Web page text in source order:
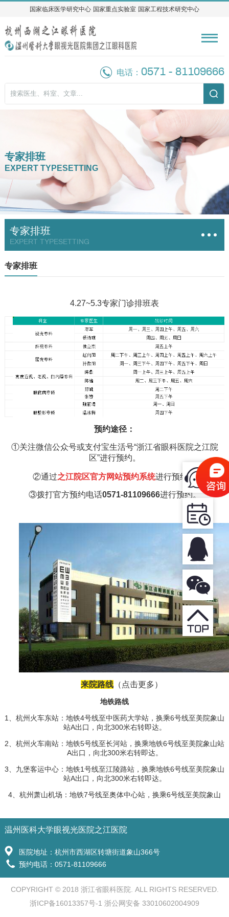
国家临床医学研究中心 国家重点实验室 国家工程技术研究中心
国家临床医学研究中心 国家重点实验室 国家工程技术研究中心
电话：0571 - 81109666
专家排班
EXPERT TYPESETTING
专家排班
EXPERT TYPESETTING
专家排班
4.27~5.3专家门诊排班表
预约途径：
①关注微信公众号或支付宝生活号“浙江省眼科医院之江院
区”进行预约。
②通过之江院区官方网站预约系统进行预约。
③拨打官方预约电话0571-81109666进行预约。
来院路线 （点击更多）
地铁路线
1、杭州火车东站：地铁4号线至中医药大学站，换乘6号线至美院象山
站A出口，向北300米右转即达。
2、杭州火车南站：地铁5号线至长河站，换乘地铁6号线至美院象山站
A出口，向北300米右转即达。
3、九堡客运中心：地铁1号线至江陵路站，换乘地铁6号线至美院象山
站A出口，向北300米右转即达。
4、杭州萧山机场：地铁7号线至奥体中心站，换乘6号线至美院象山
温州医科大学眼视光医院之江医院
医院地址：杭州市西湖区转塘街道象山366号
预约电话：0571-81109666
COPYRIGHT © 2018 浙江省眼科医院. ALL RIGHTS RESERVED.
浙ICP备16013357号-1 浙公网安备 33010602004909